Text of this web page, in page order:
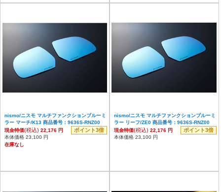
nismo/ニスモ マルチファンクションブルーミ
ラー マーチ/K13 商品番号：9636S-RNZ00
現金特価(税込) 22,176 円 ポイント3倍
本体価格 23,100 円
在庫なし
nismo/ニスモ マルチファンクションブルーミ
ラー リーフ/ZE0 商品番号：9636S-RNZ00
現金特価(税込) 22,176 円 ポイント3倍
本体価格 23,100 円